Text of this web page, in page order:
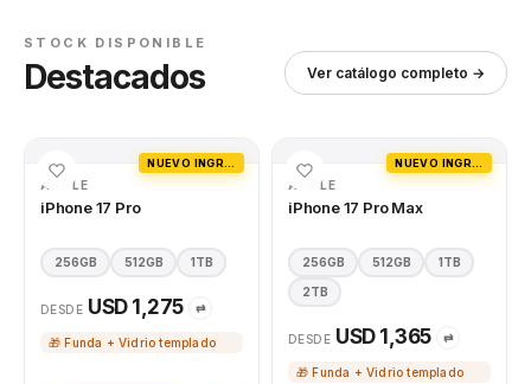
STOCK DISPONIBLE
Destacados Ver catálogo completo →
APPLE
iPhone 17 Pro
256GB 512GB 1TB
DESDE USD 1,275 ⇄
🎁 Funda + Vidrio templado
APPLE
iPhone 17 Pro Max
256GB 512GB 1TB
2TB
DESDE USD 1,365 ⇄
🎁 Funda + Vidrio templado